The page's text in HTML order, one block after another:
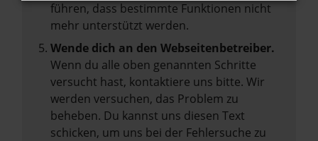
führen, dass bestimmte Funktionen nicht
mehr unterstützt werden.
Wende dich an den Webseitenbetreiber.
Wenn du alle oben genannten Schritte
versucht hast, kontaktiere uns bitte. Wir
werden versuchen, das Problem zu
beheben. Du kannst uns diesen Text
schicken, um uns bei der Fehlersuche zu